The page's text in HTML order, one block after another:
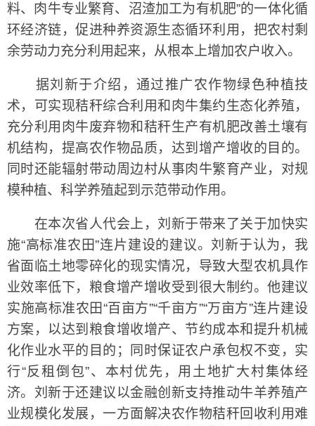
料、肉牛专业繁育、沼渣加工为有机肥”的一体化循
环经济链，促进种养资源生态循环利用，把农村剩
余劳动力充分利用起来，从根本上增加农户收入。
据刘新于介绍，通过推广农作物绿色种植技
术，可实现秸秆综合利用和肉牛集约生态化养殖，
充分利用肉牛废弃物和秸秆生产有机肥改善土壤有
机结构，提高农作物品质，达到增产增收的目的。
同时还能辐射带动周边村从事肉牛繁育产业，对规
模种植、科学养殖起到示范带动作用。
在本次省人代会上，刘新于带来了关于加快实
施“高标准农田”连片建设的建议。刘新于认为，我
省面临土地零碎化的现实情况，导致大型农机具作
业效率低下，粮食增产增收受到很大制约。他建议
实施高标准农田“百亩方”“千亩方”“万亩方”连片建设
方案，以达到粮食增收增产、节约成本和提升机械
化作业水平的目的；同时保证农户承包权不变，实
行“反租倒包”、本村优先，用土地扩大村集体经
济。刘新于还建议以金融创新支持推动牛羊养殖产
业规模化发展，一方面解决农作物秸秆回收利用难